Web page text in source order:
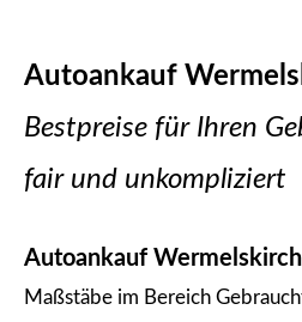
Autoankauf
Bestpreise für Ihren
fair und unkompliziert
Autoankauf
Maßstäbe im Bereich